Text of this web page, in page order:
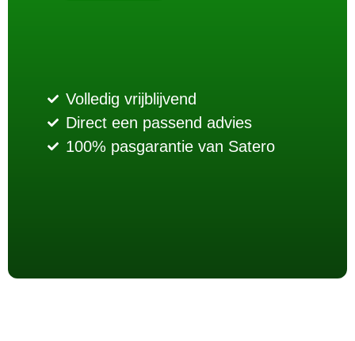
Volledig vrijblijvend
Direct een passend advies
100% pasgarantie van Satero